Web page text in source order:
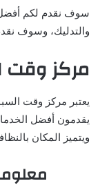
سوف نقدم لكم
والتدليك، وسوف نقدم لكم أفضل
مركز وقت
يعتبر مركز وقت
يقدمون أفضل
ويتميز المكان